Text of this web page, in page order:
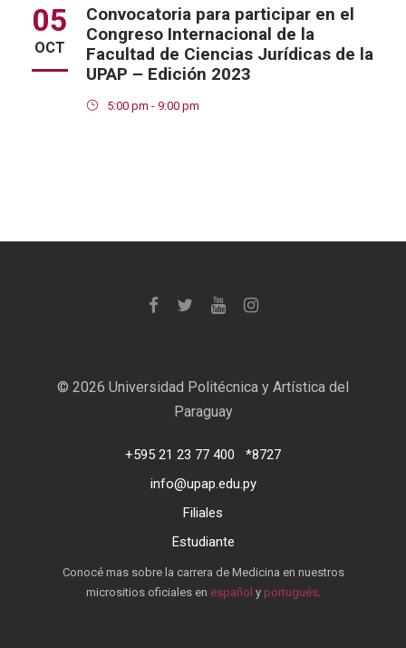
05
OCT
Convocatoria para participar en el
Congreso Internacional de la
Facultad de Ciencias Jurídicas de la
UPAP – Edición 2023
5:00 pm - 9:00 pm
© 2026 Universidad Politécnica y Artística del
Paraguay
+595 21 23 77 400
*8727
info@upap.edu.py
Filiales
Estudiante
Conocé mas sobre la carrera de Medicina en nuestros
micrositios oficiales en español y portugués.